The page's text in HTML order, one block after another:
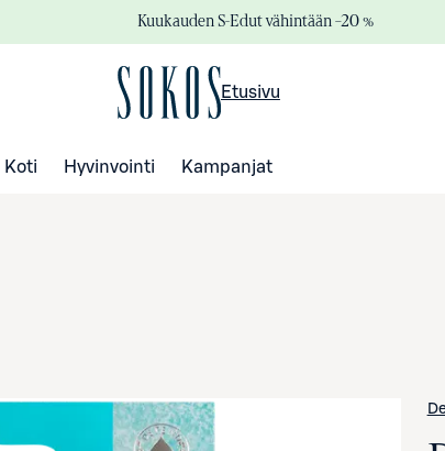
Kuukauden S-Edut vähintään –20 %
Etusivu
Koti Hyvinvointi Kampanjat